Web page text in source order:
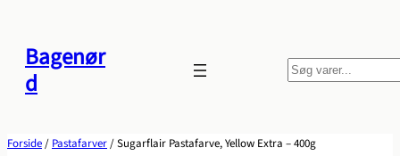
indhold
Bagenør
d
S
ø
Forside/ Pastafarver/ Sugarflair Pastafarve, Yellow Extra – 400g